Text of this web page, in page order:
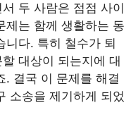
두 사람은 점점 사이
제는 함께 생활하는 동
니다. 특히 철수가 퇴
대상이 되는지에 대
. 결국 이 문제를 해결
소송을 제기하게 되었